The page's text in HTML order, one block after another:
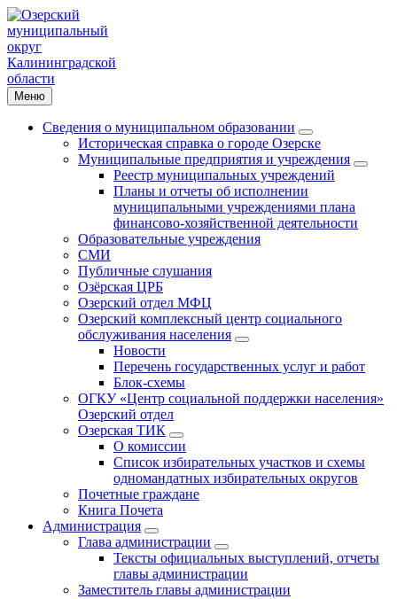
Меню
Сведения о муниципальном образовании
Историческая справка о городе Озерске
Муниципальные предприятия и учреждения
Реестр муниципальных учреждений
Планы и отчеты об исполнении
муниципальными учреждениями плана
финансово-хозяйственной деятельности
Образовательные учреждения
СМИ
Публичные слушания
Озёрская ЦРБ
Озерский отдел МФЦ
Озерский комплексный центр социального
обслуживания населения
Новости
Перечень государственных услуг и работ
Блок-схемы
ОГКУ «Центр социальной поддержки населения»
Озерский отдел
Озерская ТИК
О комиссии
Список избирательных участков и схемы
одномандатных избирательных округов
Почетные граждане
Книга Почета
Администрация
Глава администрации
Тексты официальных выступлений, отчеты
главы администрации
Заместитель главы администрации